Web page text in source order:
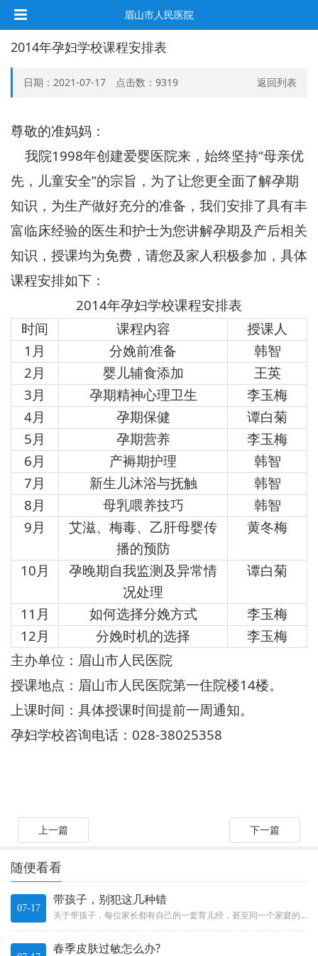
眉山市人民医院
2014年孕妇学校课程安排表
日期：2021-07-17 点击数： 9319 返回列表
尊敬的准妈妈：
我院1998年创建爱婴医院来，始终坚持“母亲优
先，儿童安全”的宗旨，为了让您更全面了解孕期
知识，为生产做好充分的准备，我们安排了具有丰
富临床经验的医生和护士为您讲解孕期及产后相关
知识，授课均为免费，请您及家人积极参加，具体
课程安排如下：
2014年孕妇学校课程安排表
时间
课程内容
授课人
1 月 分娩前准备
韩智
2月 婴儿辅食添加
王英
3月 孕期精神心理卫生
李玉梅
4月 孕期保健
谭白菊
5月 孕期营养
李玉梅
6月 产褥期护理
韩智
7月 新生儿沐浴与抚触
韩智
8月 母乳喂养技巧
韩智
9月
艾滋、梅毒、乙肝母婴传
播的预防
黄冬梅
10月
孕晚期自我监测及异常情
况处理
谭白菊
11 月 如何选择分娩方式
李玉梅
12月 分娩时机的选择
李玉梅
主办单位：眉山市人民医院
授课地点：眉山市人民医院第一住院楼14楼。
上课时间：具体授课时间提前一周通知。
孕妇学校咨询电话： 028-38025358
上一篇 下一篇
随便看看
07-17
带孩子，别犯这几种错
关于带孩子，每位家长都有自己的一套育儿经，甚至同一个家庭的不同成员在方式方法上都会有差异。只要不影响孩子身心健康都没什么...
春季皮肤过敏怎么办?